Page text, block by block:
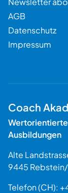
AGB
Datenschutz
Impressum
Coach
Ausbildungen
Alte
9445 Rebstein/
Telefon (CH):